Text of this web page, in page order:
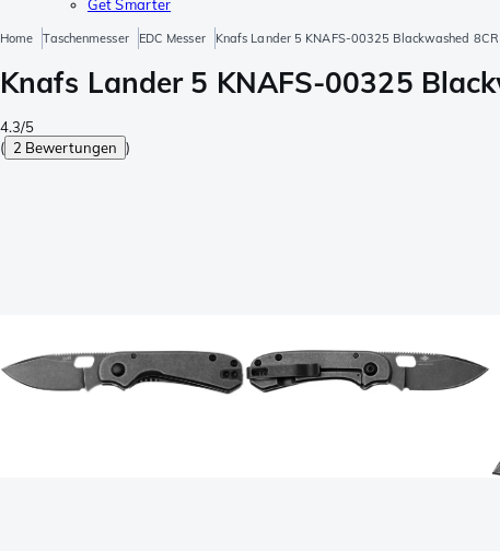
Get Smarter
Home Taschenmesser EDC Messer Knafs Lander 5 KNAFS-00325 Blackwashed
Knafs Lander 5 KNAFS-00325
4.3/5
( 2 Bewertungen )